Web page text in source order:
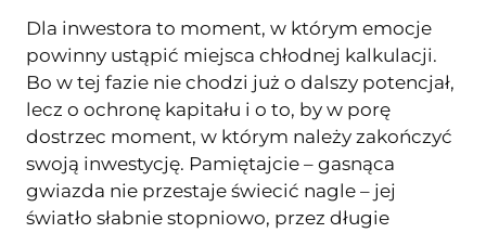
Dla inwestora to moment, w którym emocje
powinny ustąpić miejsca chłodnej kalkulacji.
Bo w tej fazie nie chodzi już o dalszy potencjał,
lecz o ochronę kapitału i o to, by w porę
dostrzec moment, w którym należy zakończyć
swoją inwestycję. Pamiętajcie – gasnąca
gwiazda nie przestaje świecić nagle – jej
światło słabnie stopniowo, przez długie